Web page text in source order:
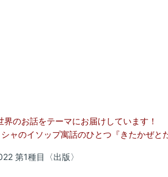
界のお話をテーマにお届けしています！
ャのイソップ寓話のひとつ『きたかぜと
第1種目〈出版〉